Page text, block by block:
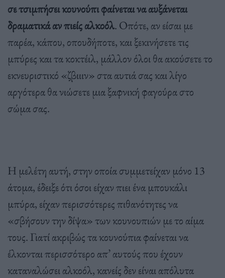
σε τσιμπήσει κουνούπι φαίνεται να αυξάνεται
δραματικά αν πιείς αλκοόλ. Οπότε, αν είσαι με
παρέα, κάπου, οπουδήποτε, και ξεκινήσετε τις
μπύρες και τα κοκτέιλ, μάλλον όλοι θα ακούσετε το
εκνευριστικό «ζβιιιν» στα αυτιά σας και λίγο
αργότερα θα νιώσετε μια ξαφνική φαγούρα στο
σώμα σας.
Η μελέτη αυτή, στην οποία συμμετείχαν μόνο 13
άτομα, έδειξε ότι όσοι είχαν πιει ένα μπουκάλι
μπύρα, είχαν περισσότερες πιθανότητες να
«σβήσουν την δίψα» των κουνουπιών με το αίμα
τους. Γιατί ακριβώς τα κουνούπια φαίνεται να
έλκονται περισσότερο απ’ αυτούς που έχουν
καταναλώσει αλκοόλ, κανείς δεν είναι απόλυτα